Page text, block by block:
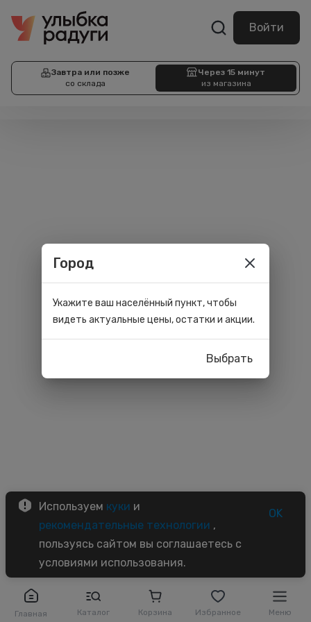
Войти
Завтра или позже
со склада
Через 15 минут
из магазина
Главная Каталог Корзина Избранное Меню
Используем куки и
рекомендательные технологии ,
пользуясь сайтом вы соглашаетесь с
условиями использования.
OK
Город
Укажите ваш населённый пункт, чтобы
видеть актуальные цены, остатки и акции.
Выбрать